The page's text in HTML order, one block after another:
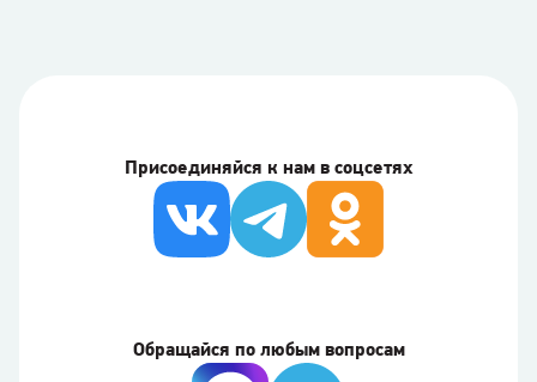
Присоединяйся к нам в соцсетях
Обращайся по любым вопросам